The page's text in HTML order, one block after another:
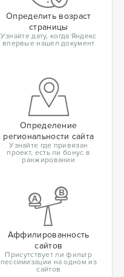
Определить возраст
страницы
Узнайте дату, когда Яндекс
впервые нашел документ
Определение
региональности сайта
Узнайте где привязан
проект, есть ли бонус в
ранжировании
Аффилированность
сайтов
Присутствует ли фильтр
пессимизации на одном из
сайтов